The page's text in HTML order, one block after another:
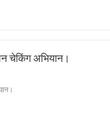
चेकिंग अभियान।